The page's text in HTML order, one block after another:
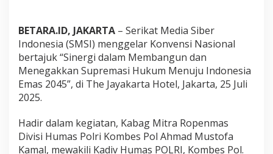
u
h
a
n
T
o
k
N
a
s
BETARA.ID, JAKARTA – Serikat Media Siber
Indonesia (SMSI) menggelar Konvensi Nasional
bertajuk “Sinergi dalam Membangun dan
Menegakkan Supremasi Hukum Menuju Indonesia
Emas 2045”, di The Jayakarta Hotel, Jakarta, 25 Juli
2025.
Hadir dalam kegiatan, Kabag Mitra Ropenmas
Divisi Humas Polri Kombes Pol Ahmad Mustofa
Kamal, mewakili Kadiv Humas POLRI, Kombes Pol.